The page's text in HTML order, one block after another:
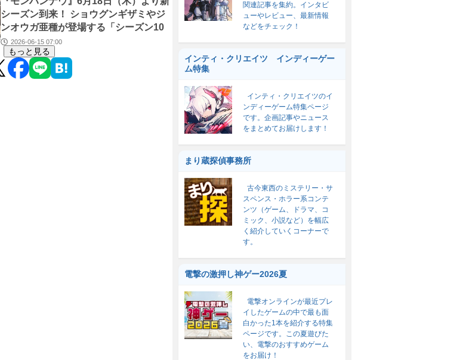
シーズン到来！ ショウグンギザミやジ
ンオウガ亜種が登場する「シーズン10
スタート」イベント開催【モンスターハ
ンターNow】
2026-06-15 07:00
もっと見る
関連記事を集約。インタビ
ューやレビュー、最新情報
などをチェック！
インティ・クリエイツ インディーゲー
ム特集
インティ・クリエイツのイ
ンディーゲーム特集ページ
です。企画記事やニュース
をまとめてお届けします！
まり蔵探偵事務所
古今東西のミステリー・サ
スペンス・ホラー系コンテ
ンツ（ゲーム、ドラマ、コ
ミック、小説など）を幅広
く紹介していくコーナーで
す。
電撃の激押し神ゲー2026夏
電撃オンラインが最近プレ
イしたゲームの中で最も面
白かった1本を紹介する特集
ページです。この夏遊びた
い、電撃のおすすめゲーム
をお届け！